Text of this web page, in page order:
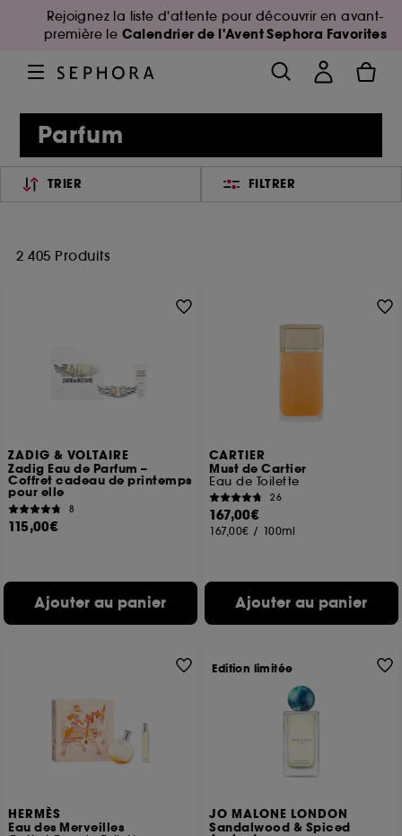
Rejoignez la liste d'attente pour découvrir en avant-
première le Calendrier de l'Avent Sephora Favorites
Parfum
TRIER FILTRER
2 405 Produits
ZADIG & VOLTAIRE
Zadig Eau de Parfum –
Coffret cadeau de printemps
pour elle
8
115,00€
Ajouter au panier
CARTIER
Must de Cartier
Eau de Toilette
26
167,00€
167,00€ / 100ml
Ajouter au panier
HERMÈS
Eau des Merveilles
JO MALONE LONDON
Sandalwood & Spiced
Edition limitée